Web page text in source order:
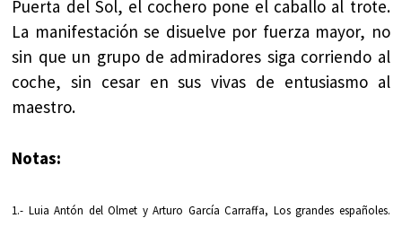
Puerta del Sol, el cochero pone el caballo al trote.
La manifestación se disuelve por fuerza mayor, no
sin que un grupo de admiradores siga corriendo al
coche, sin cesar en sus vivas de entusiasmo al
maestro.
Notas:
1.- Luia Antón del Olmet y Arturo García Carraffa, Los grandes españoles.